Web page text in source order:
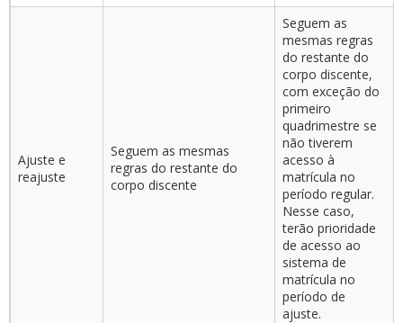
Ajuste e
reajuste
Seguem as mesmas
regras do restante do
corpo discente
Seguem as
mesmas regras
do restante do
corpo discente,
com exceção do
primeiro
quadrimestre se
não tiverem
acesso à
matrícula no
período regular.
Nesse caso,
terão prioridade
de acesso ao
sistema de
matrícula no
período de
ajuste.